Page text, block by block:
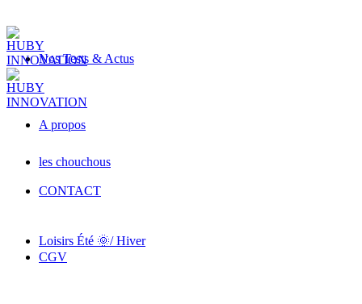
Nos Tests & Actus
A propos
CONTACT
CGV
les chouchous
Loisirs Été 🌞/ Hiver